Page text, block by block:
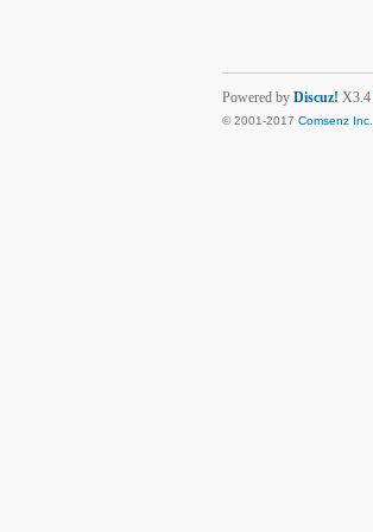
Powered by Discuz! X3.4
© 2001-2017 Comsenz Inc.